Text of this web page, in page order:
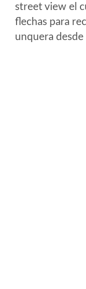
street view el
flechas para
unquera desde